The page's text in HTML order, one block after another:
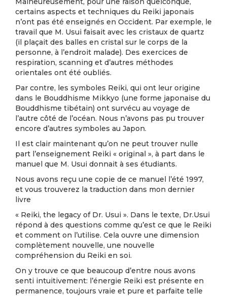
certains aspects et techniques du Reiki japonais
n’ont pas été enseignés en Occident. Par exemple, le
travail que M. Usui faisait avec les cristaux de quartz
(il plaçait des balles en cristal sur le corps de la
personne, à l’endroit malade). Des exercices de
respiration, scanning et d’autres méthodes
orientales ont été oubliés.
Par contre, les symboles Reiki, qui ont leur origine
dans le Bouddhisme Mikkyo (une forme japonaise du
Bouddhisme tibétain) ont survécu au voyage de
l’autre côté de l’océan. Nous n’avons pas pu trouver
encore d’autres symboles au Japon.
Il est clair maintenant qu’on ne peut trouver nulle
part l’enseignement Reiki « original », à part dans le
manuel que M. Usui donnait à ses étudiants.
Nous avons reçu une copie de ce manuel l’été 1997,
et vous trouverez la traduction dans mon dernier
livre
« Reiki, the legacy of Dr. Usui ». Dans le texte, Dr.Usui
répond à des questions comme qu’est ce que le Reiki
et comment on l’utilise. Cela ouvre une dimension
complètement nouvelle, une nouvelle
compréhension du Reiki en soi.
On y trouve ce que beaucoup d’entre nous avons
senti intuitivement: l’énergie Reiki est présente en
permanence, toujours vraie et pure et parfaite telle